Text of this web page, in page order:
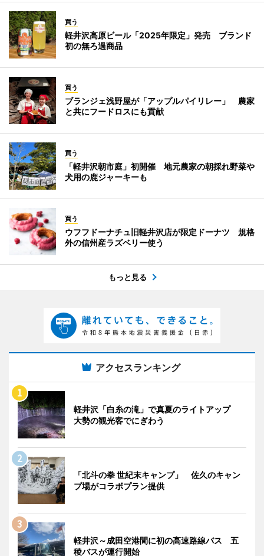
買う
軽井沢高原ビール「2025年限定」発売 ブランド
初の無ろ過商品
買う
ブランジェ浅野屋が「アップルパイリレー」 農家
と共にフードロスにも貢献
買う
「軽井沢朝市庭」初開催 地元農家の朝採れ野菜や
犬用の鹿ジャーキーも
買う
ウフフドーナチュ旧軽井沢店が限定ドーナツ 規格
外の信州産ラズベリー使う
もっと見る
アクセスランキング
軽井沢「白糸の滝」で真夏のライトアップ
大勢の観光客でにぎわう
「北斗の拳 世紀末キャンプ」 佐久のキャン
プ場がコラボプラン提供
軽井沢～成田空港間に初の高速路線バス 五
稜バスが運行開始